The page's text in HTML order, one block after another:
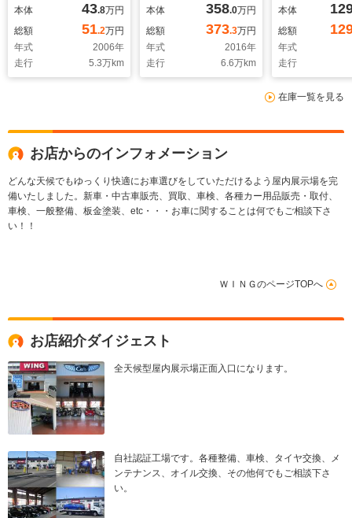
本体 43.8万円
総額
51.2万円
年式
2006年
走行
5.3万km
本体 358.0万円
総額
373.3万円
年式
2016年
走行
6.6万km
デフロック・
タ・WORKバ
インチ・ダブ
オーバーフェ
アルパイン専
ルインナーミ
本体
総額
年式
走行
在庫一覧を見る
お店からのインフォメーション
どんな天候でもゆっくり快適にお車選びをしていただけるよう屋内展示場を完
備いたしました。新車・中古車販売、買取、車検、各種カー用品販売・取付、
車検、一般整備、板金塗装、etc・・・お車に関することは何でもご相談下さ
い！！
ＷＩＮＧのページTOPへ
お店紹介ダイジェスト
全天候型屋内展示場正面入口になります。
自社認証工場です。各種整備、車検、タイヤ交換、メ
ンテナンス、オイル交換、その他何でもご相談下さ
い。